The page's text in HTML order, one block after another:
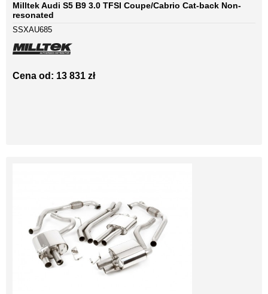
Milltek Audi S5 B9 3.0 TFSI Coupe/Cabrio Cat-back Non-
resonated
SSXAU685
Cena od: 13 831 zł